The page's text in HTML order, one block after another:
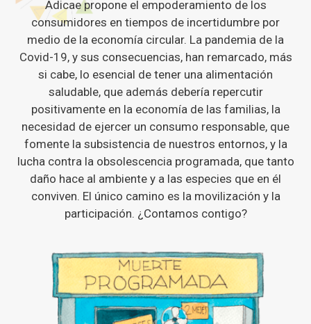
Adicae propone el empoderamiento de los
consumidores en tiempos de incertidumbre por
medio de la economía circular. La pandemia de la
Covid-19, y sus consecuencias, han remarcado, más
si cabe, lo esencial de tener una alimentación
saludable, que además debería repercutir
positivamente en la economía de las familias, la
necesidad de ejercer un consumo responsable, que
fomente la subsistencia de nuestros entornos, y la
lucha contra la obsolescencia programada, que tanto
daño hace al ambiente y a las especies que en él
conviven. El único camino es la movilización y la
participación. ¿Contamos contigo?